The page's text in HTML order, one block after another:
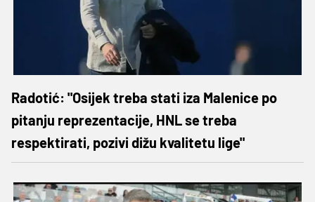
Radotić: "Osijek treba stati iza Malenice po
pitanju reprezentacije, HNL se treba
respektirati, pozivi dižu kvalitetu lige"